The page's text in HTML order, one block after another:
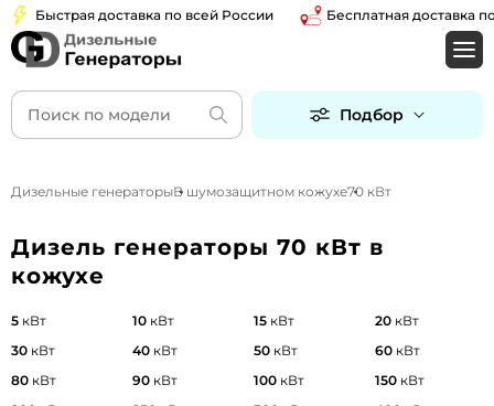
Быстрая доставка по всей России Бесплатная доставка по
Подбор
Дизельные генераторыВ шумозащитном кожухе70 кВт
Дизель генераторы 70 кВт в
кожухе
5 кВт 10 кВт 15 кВт 20 кВт
30 кВт 40 кВт 50 кВт 60 кВт
80 кВт 90 кВт 100 кВт 150 кВт